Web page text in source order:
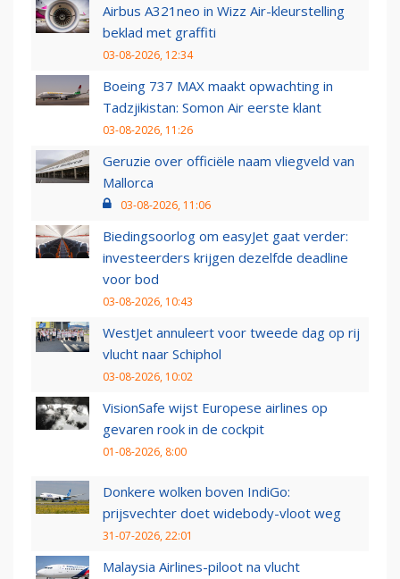
Airbus A321neo in Wizz Air-kleurstelling
beklad met graffiti
03-08-2026, 12:34
Boeing 737 MAX maakt opwachting in
Tadzjikistan: Somon Air eerste klant
03-08-2026, 11:26
Geruzie over officiële naam vliegveld van
Mallorca
03-08-2026, 11:06
Biedingsoorlog om easyJet gaat verder:
investeerders krijgen dezelfde deadline
voor bod
03-08-2026, 10:43
WestJet annuleert voor tweede dag op rij
vlucht naar Schiphol
03-08-2026, 10:02
VisionSafe wijst Europese airlines op
gevaren rook in de cockpit
01-08-2026, 8:00
Donkere wolken boven IndiGo:
prijsvechter doet widebody-vloot weg
31-07-2026, 22:01
Malaysia Airlines-piloot na vlucht